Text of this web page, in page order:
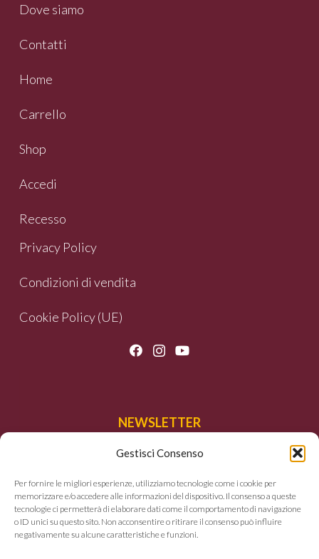
Gestisci Consenso
Per fornire le migliori esperienze, utilizziamo tecnologie come i cookie per
memorizzare e/o accedere alle informazioni del dispositivo. Il consenso a queste
tecnologie ci permetterà di elaborare dati come il comportamento di navigazione
o ID unici su questo sito. Non acconsentire o ritirare il consenso può influire
negativamente su alcune caratteristiche e funzioni.
Dove siamo
Contatti
Home
Carrello
Shop
Accedi
Recesso
Privacy Policy
Condizioni di vendita
Cookie Policy (UE)
NEWSLETTER
Iscriviti per ricevere le nostre offerte e le
novità.